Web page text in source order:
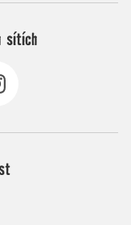
sítích